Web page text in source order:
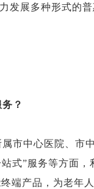
发展多种形式的
？
市中心医院、市
式”服务等方面，
端产品，为老年